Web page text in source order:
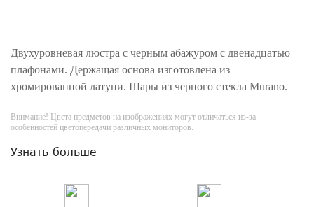
Двухуровневая люстра с черным абажуром с двенадцатью
плафонами. Держащая основа изготовлена из
хромированной латуни. Шары из черного стекла Murano.
Внимание! Цвета предметов на изображениях могут отличаться из-за
особенностей цветопередачи различных мониторов.
Узнать больше